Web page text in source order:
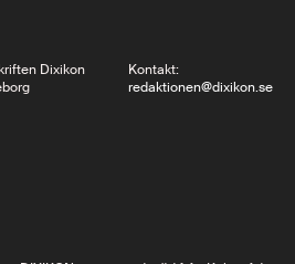
Dixikon
Kontakt:
redaktionen@dixikon.se